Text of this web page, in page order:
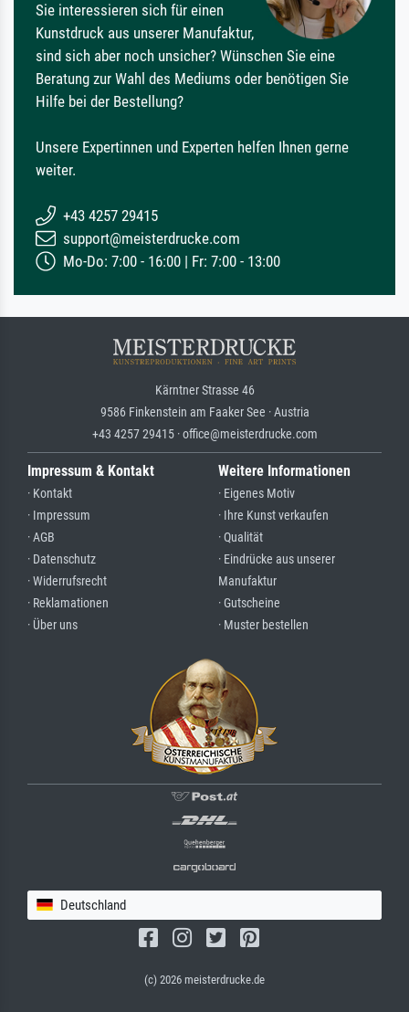
Sie interessieren sich für einen
Kunstdruck aus unserer Manufaktur,
sind sich aber noch unsicher? Wünschen Sie eine
Beratung zur Wahl des Mediums oder benötigen Sie
Hilfe bei der Bestellung?
Unsere Expertinnen und Experten helfen Ihnen gerne
weiter.
+43 4257 29415
support@meisterdrucke.com
Mo-Do: 7:00 - 16:00 | Fr: 7:00 - 13:00
Kärntner Strasse 46
9586 Finkenstein am Faaker See · Austria
+43 4257 29415 · office@meisterdrucke.com
Impressum & Kontakt
· Kontakt
· Impressum
· AGB
· Datenschutz
· Widerrufsrecht
· Reklamationen
· Über uns
Weitere Informationen
· Eigenes Motiv
· Ihre Kunst verkaufen
· Qualität
· Eindrücke aus unserer
Manufaktur
· Gutscheine
· Muster bestellen
Deutschland
(c) 2026 meisterdrucke.de